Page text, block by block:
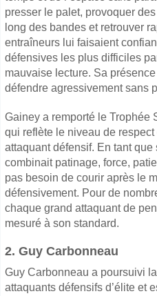
presser le palet, provoquer
long des bandes et retrouver
entraîneurs lui faisaient
défensives les plus difficiles
mauvaise lecture. Sa
défendre agressivement sans
Gainey a remporté le Trophée
qui reflète le niveau de respect
attaquant défensif. En tant
combinait patinage, force,
pas besoin de courir après le
défensivement. Pour de
chaque grand attaquant de
mesuré à son standard.
2. Guy Carbonneau
Guy Carbonneau a poursuivi
attaquants défensifs d’élite et